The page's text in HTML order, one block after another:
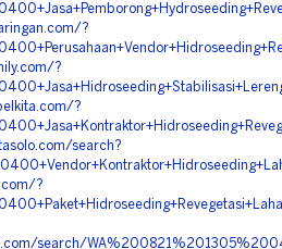
?
?
?
search?
?
search/